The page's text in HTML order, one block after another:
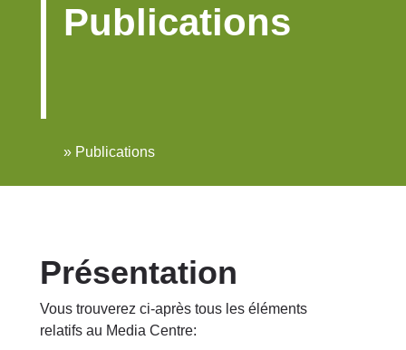
Publications
» Publications
Présentation
Vous trouverez ci-après tous les éléments
relatifs au Media Centre: